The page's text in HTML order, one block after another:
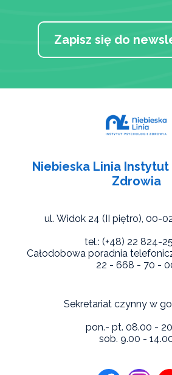
Zapisz się do
Niebieska Linia
Zdrowia
ul. Widok 24 (II piętro), 00-
tel.: (+48) 22 824-
Całodobowa poradnia
22 - 668 - 70 -
Sekretariat czynny w
pon.- pt. 08.00 -
sob. 9.00 -